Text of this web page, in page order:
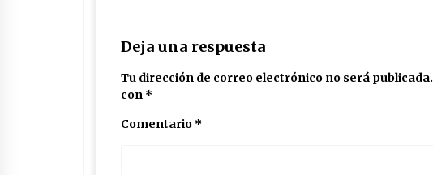
Deja una respuesta
Tu dirección de correo electrónico no será publicada.
con *
Comentario *